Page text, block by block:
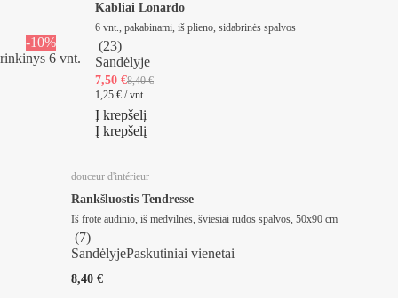
-10%
rinkinys 6 vnt.
Kabliai Lonardo
6 vnt., pakabinami, iš plieno, sidabrinės spalvos
(23)
Sandėlyje
7,50 €8,40 €
1,25 € / vnt.
Į krepšelį
Į krepšelį
douceur d'intérieur
Rankšluostis Tendresse
Iš frote audinio, iš medvilnės, šviesiai rudos spalvos, 50x90 cm
(7)
SandėlyjePaskutiniai vienetai
8,40 €